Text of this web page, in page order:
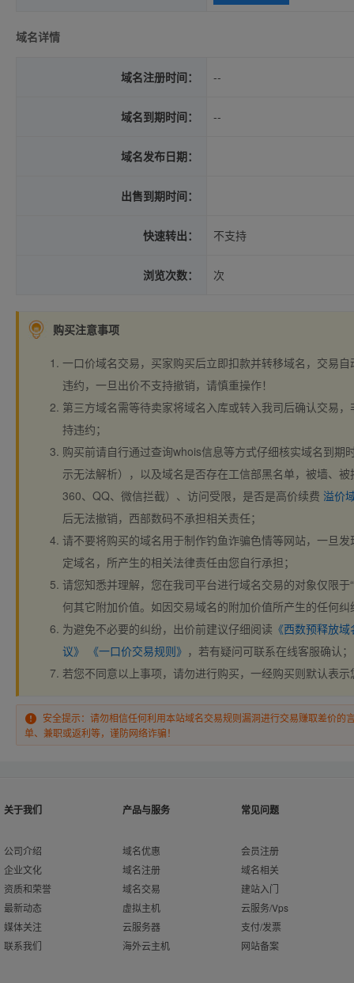
域名详情
域名注册时间： --
域名到期时间： --
域名发布日期：
出售到期时间：
快速转出： 不支持
浏览次数： 次
购买注意事项
一口价域名交易，买家购买后立即扣款并转移域名，交易
违约，一旦出价不支持撤销，请慎重操作！
第三方域名需等待卖家将域名入库或转入我司后确认交易
持违约；
购买前请自行通过查询whois信息等方式仔细核实域名到期
示无法解析），以及域名是否存在工信部黑名单，被墙、
360、QQ、微信拦截）、访问受限，是否是高价续费 溢价
后无法撤销，西部数码不承担相关责任；
请不要将购买的域名用于制作钓鱼诈骗色情等网站，一旦
定域名，所产生的相关法律责任由您自行承担；
请您知悉并理解，您在我司平台进行域名交易的对象仅限于
何其它附加价值。如因交易域名的附加价值所产生的任何
为避免不必要的纠纷，出价前建议仔细阅读 《西数预释放
议》
《一口价交易规则》 ，若有疑问可联系在线客服确认；
若您不同意以上事项，请勿进行购买，一经购买则默认表
安全提示：请勿相信任何利用本站域名交易规则漏洞进行交易赚取差价的
单、兼职或返利等，谨防网络诈骗！
关于我们
公司介绍
企业文化
资质和荣誉
最新动态
媒体关注
联系我们
产品与服务
域名优惠
域名注册
域名交易
虚拟主机
云服务器
海外云主机
常见问题
会员注册
域名相关
建站入门
云服务/Vps
支付/发票
网站备案